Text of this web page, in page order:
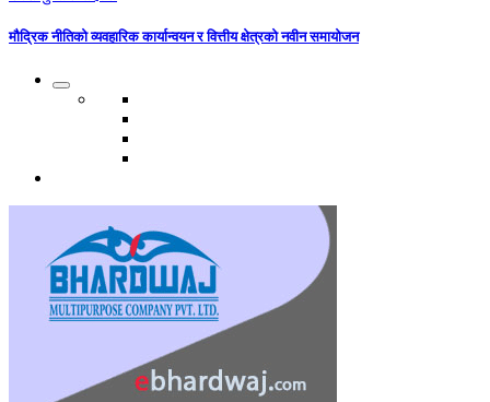
मौद्रिक नीतिको व्यवहारिक कार्यान्वयन र वित्तीय क्षेत्रको नवीन समायोजन